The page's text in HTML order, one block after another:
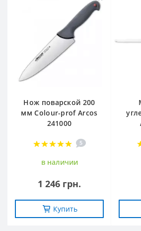
Нож поварской 200
мм Сolour-prof Arcos
241000
5
в наличии
1 246 грн.
Купить